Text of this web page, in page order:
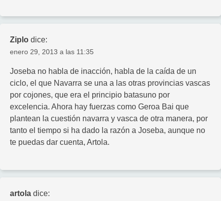
Ziplo dice:
enero 29, 2013 a las 11:35
Joseba no habla de inacción, habla de la caída de un
ciclo, el que Navarra se una a las otras provincias vascas
por cojones, que era el principio batasuno por
excelencia. Ahora hay fuerzas como Geroa Bai que
plantean la cuestión navarra y vasca de otra manera, por
tanto el tiempo si ha dado la razón a Joseba, aunque no
te puedas dar cuenta, Artola.
artola dice: